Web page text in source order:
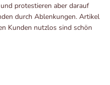
protestieren aber darauf
durch Ablenkungen. Artikel
Kunden nutzlos sind schön